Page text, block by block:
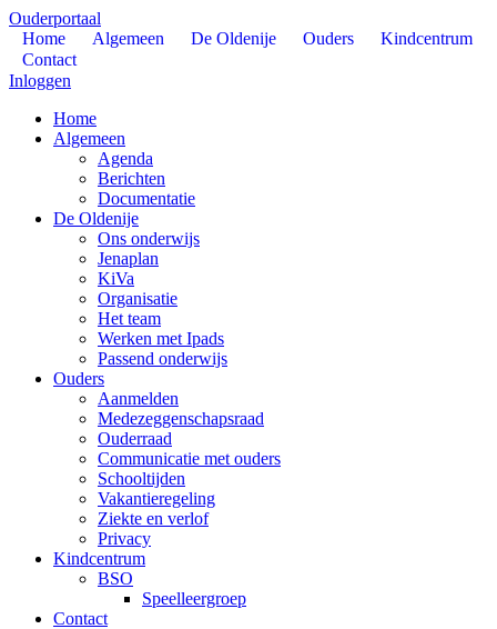
Ouderportaal
Home
Algemeen De Oldenije Ouders
Kindcentrum
Contact
Inloggen
Home
Algemeen
Agenda
Berichten
Documentatie
De Oldenije
Ons onderwijs
Jenaplan
KiVa
Organisatie
Het team
Werken met Ipads
Passend onderwijs
Ouders
Aanmelden
Medezeggenschapsraad
Ouderraad
Communicatie met ouders
Schooltijden
Vakantieregeling
Ziekte en verlof
Privacy
Kindcentrum
BSO
Speelleergroep
Contact